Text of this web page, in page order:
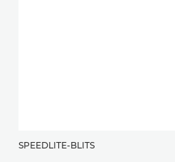
SPEEDLITE-BLITS